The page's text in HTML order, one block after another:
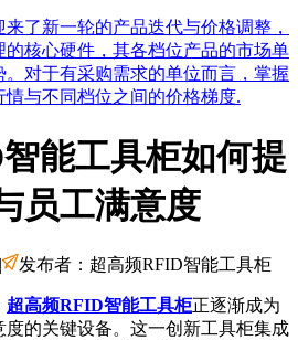
了新一轮的产品迭代与价格调整，
核心硬件，其各档位产品的市场单
对于有采购需求的单位而言，掌握
与不同档位之间的价格梯度.
能工具柜如何提
员工满意度
| 发布者：超高频RFID智能工具柜
超高频RFID智能工具柜正逐渐成为
的关键设备。这一创新工具柜集成